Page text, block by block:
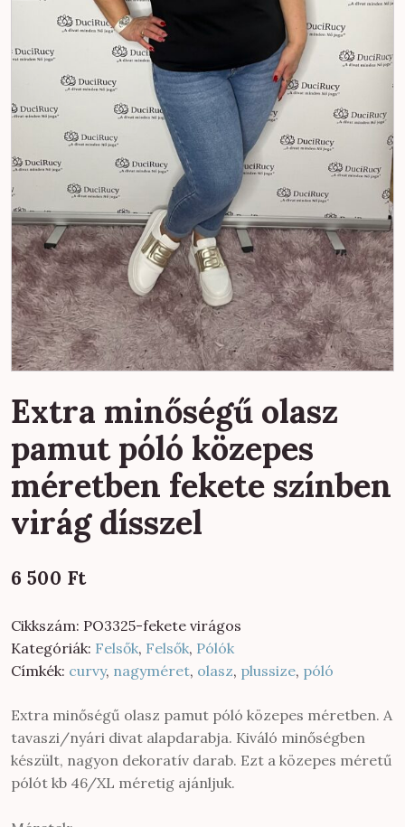
Extra minőségű olasz
pamut póló közepes
méretben fekete színben
virág dísszel
6 500 Ft
Cikkszám: PO3325-fekete virágos
Kategóriák: Felsők, Felsők, Pólók
Címkék: curvy, nagyméret, olasz, plussize, póló
Extra minőségű olasz pamut póló közepes méretben. A
tavaszi/nyári divat alapdarabja. Kiváló minőségben
készült, nagyon dekoratív darab. Ezt a közepes méretű
pólót kb 46/XL méretig ajánljuk.